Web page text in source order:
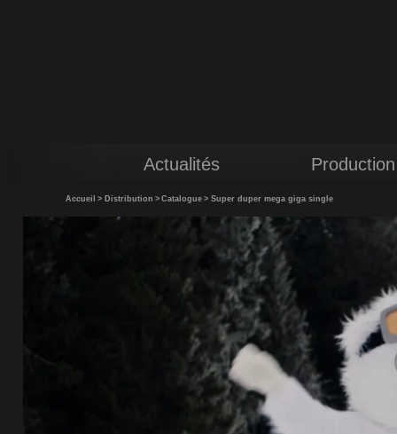
Actualités Production
Accueil > Distribution > Catalogue > Super duper mega giga single